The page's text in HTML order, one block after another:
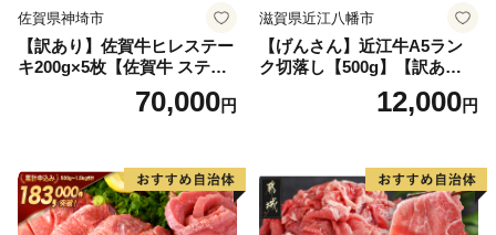
佐賀県神埼市
【訳あり】佐賀牛ヒレステー
キ200g×5枚【佐賀牛 ステー
キ ブランド肉 ヒレ肉 フィレ
肉 ジューシー ヘルシー】(H0
70,000円
滋賀県近江八幡市
【げんさん】近江牛A5ラン
ク切落し【500g】【訳あり】
12,000円